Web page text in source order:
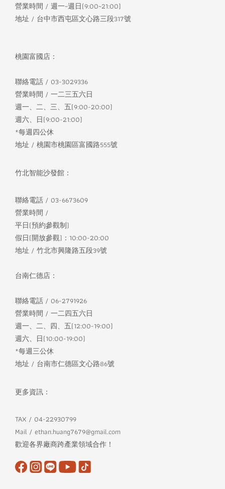
營業時間 / 週一~週日(9:00~21:00)
地址 / 台中市西屯區文心路三段317號
桃園富國店：
聯絡電話 / 03-3029336
營業時間 / 一二三五六日
週一、二、三、五(9:00-20:00)
週六、日(9:00-21:00)
*每週四公休
地址 / 桃園市桃園區富國路555號
竹北智能沙發館：
聯絡電話 / 03-6673609
營業時間 /
平日(預約參觀制)
假日(開放參觀)：10:00-20:00
地址 / 竹北市興隆路五段39號
台南仁德店：
聯絡電話 / 06-2791926
營業時間 / 一二四五六日
週一、二、四、五(12:00-19:00)
週六、日(10:00-19:00)
*每週三公休
地址 / 台南市仁德區文心路86號
更多資訊：
TAX / 04-22930799
Mail / ethan.huang7679@gmail.com
歡迎各界廠商跨產業領域合作！